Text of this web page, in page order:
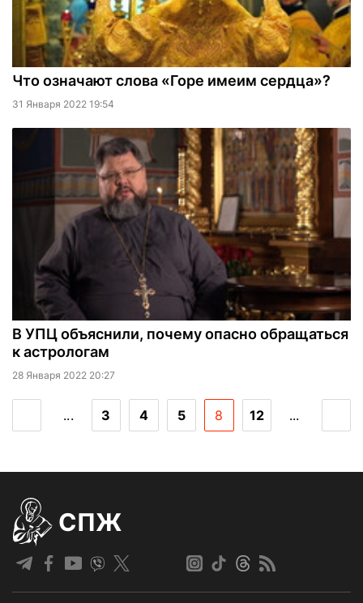
Что означают слова «Горе имеим сердца»?
31 Января 2022 19:54
В УПЦ объяснили, почему опасно обращаться
к астрологам
28 Января 2022 20:27
... 3 4 5 8 12 ...
СПЖ